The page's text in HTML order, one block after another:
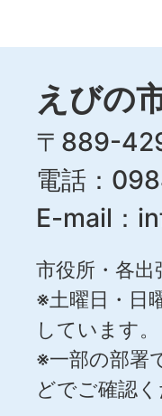
えびの
〒889-
電話：
E-mail：
市役所・各
※土曜日・日
しています。
※一部の部署
どでご確認く